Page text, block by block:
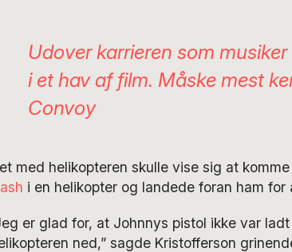
Udover karrieren som
i et hav af film. Måske mest
Convoy
med helikopteren skulle vise sig at
i en helikopter og landede foran ham
er glad for, at Johnnys pistol ikke var
ned,” sagde Kristofferson